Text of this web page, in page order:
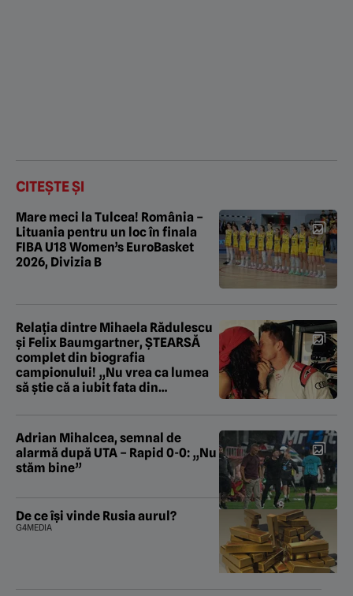
CITEȘTE ȘI
Mare meci la Tulcea! România –
Lituania pentru un loc în finala
FIBA U18 Women’s EuroBasket
2026, Divizia B
Relația dintre Mihaela Rădulescu
și Felix Baumgartner, ȘTEARSĂ
complet din biografia
campionului! „Nu vrea ca lumea
să știe că a iubit fata din
Adrian Mihalcea, semnal de
alarmă după UTA – Rapid 0-0: „Nu
stăm bine”
De ce își vinde Rusia aurul?
G4MEDIA